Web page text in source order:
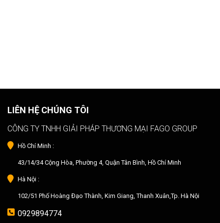
LIÊN HỆ CHÚNG TÔI
CÔNG TY TNHH GIẢI PHÁP THƯƠNG MẠI FAGO GROUP
Hồ Chí Minh :
43/14/34 Cộng Hòa, Phường 4, Quận Tân Bình, Hồ Chí Minh
Hà Nội :
102/51 Phố Hoàng Đạo Thành, Kim Giang, Thanh Xuân,Tp. Hà Nội
0929894774